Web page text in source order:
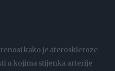
kako je ateroskleroze
u kojima stijenka arterije